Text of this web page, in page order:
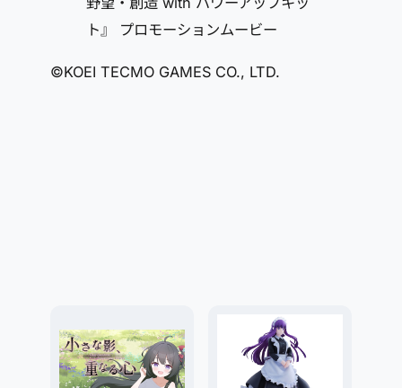
ト』 プロモーションムービー
©KOEI TECMO GAMES CO., LTD.